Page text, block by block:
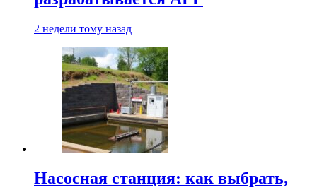
2 недели тому назад
Насосная станция: как выбрать,